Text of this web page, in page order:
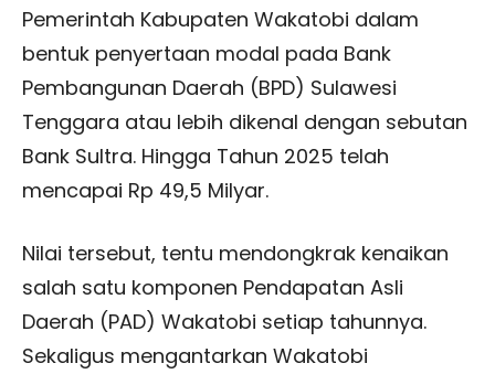
Pemerintah Kabupaten Wakatobi dalam
bentuk penyertaan modal pada Bank
Pembangunan Daerah (BPD) Sulawesi
Tenggara atau lebih dikenal dengan sebutan
Bank Sultra. Hingga Tahun 2025 telah
mencapai Rp 49,5 Milyar.
Nilai tersebut, tentu mendongkrak kenaikan
salah satu komponen Pendapatan Asli
Daerah (PAD) Wakatobi setiap tahunnya.
Sekaligus mengantarkan Wakatobi